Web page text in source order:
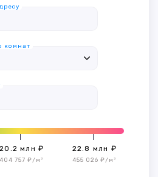
комнат
20.2 млн ₽
404 757 ₽/м²
22.8 млн ₽
455 026 ₽/м²